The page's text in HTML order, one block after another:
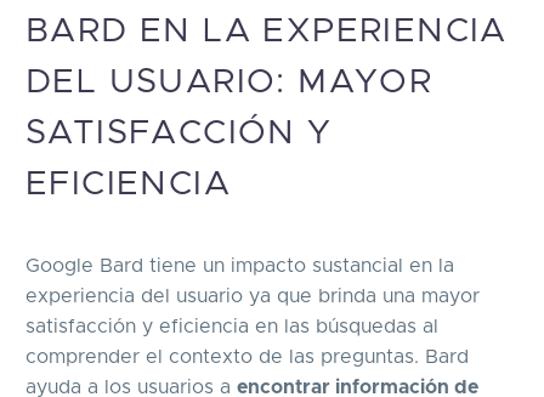
BARD EN LA EXPERIENCIA
DEL USUARIO: MAYOR
SATISFACCIÓN Y
EFICIENCIA
Google Bard tiene un impacto sustancial en la
experiencia del usuario ya que brinda una mayor
satisfacción y eficiencia en las búsquedas al
comprender el contexto de las preguntas. Bard
ayuda a los usuarios a encontrar información de